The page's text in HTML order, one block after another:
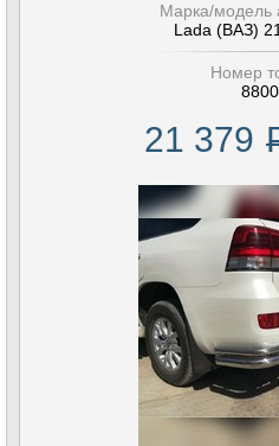
Марка/модель
Lada (ВАЗ)
Номер
21 379